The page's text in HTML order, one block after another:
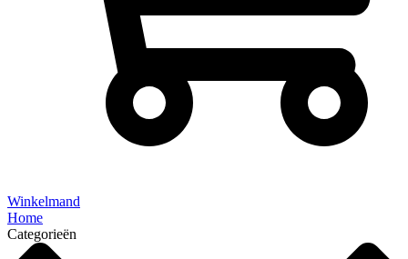
Winkelmand
Home
Categorieën